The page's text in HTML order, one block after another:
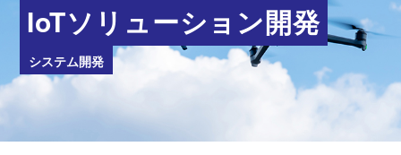
IoTソリューション開発
システム開発